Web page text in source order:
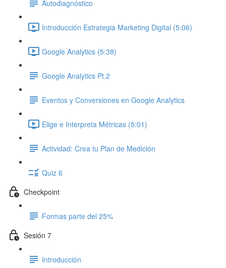
Autodiagnóstico
Introducción Estrategia Marketing Digital (5:06)
Google Analytics (5:38)
Google Analytics Pt.2
Eventos y Conversiones en Google Analytics
Elige e Interpreta Métricas (5:01)
Actividad: Crea tu Plan de Medición
Quiz 6
Checkpoint
Formas parte del 25%
Sesión 7
Introducción